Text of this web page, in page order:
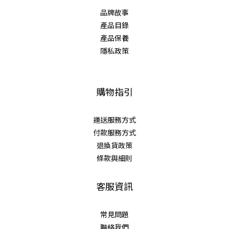
品牌故事
產品目錄
產品保養
隱私政策
購物指引
運送服務方式
付款服務方式
退換貨政策
條款與細則
客服資訊
常見問題